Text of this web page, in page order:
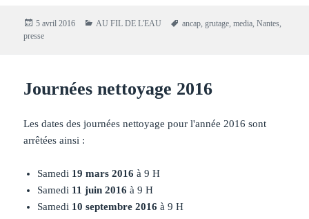
Publié
le
5 avril 2016 Catégories
AU FIL DE L'EAU
Mots-
ancap,grutage,media,Nantes,
presse
Journées nettoyage 2016
Les dates des journées nettoyage pour l'année 2016 sont
arrêtées ainsi :
Samedi 19 mars 2016 à 9 H
Samedi 11 juin 2016 à 9 H
Samedi 10 septembre 2016 à 9 H